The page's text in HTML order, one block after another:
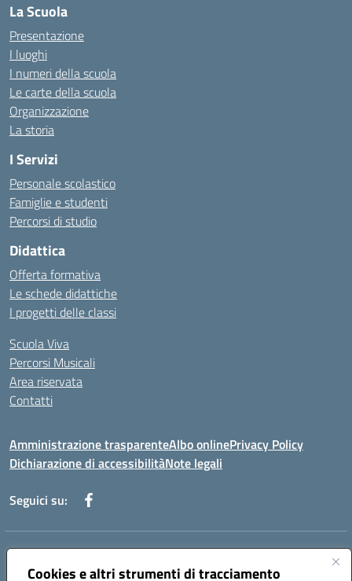
Cookies e altri strumenti di tracciamento
La Scuola
Presentazione
I luoghi
I numeri della scuola
Le carte della scuola
Organizzazione
La storia
I Servizi
Personale scolastico
Famiglie e studenti
Percorsi di studio
Didattica
Offerta formativa
Le schede didattiche
I progetti delle classi
Scuola Viva
Percorsi Musicali
Area riservata
Contatti
Amministrazione trasparenteAlbo onlinePrivacy Policy
Dichiarazione di accessibilitàNote legali
Seguici su:
Indirizzo:
Centralino:089868360 Email:saic857007@istruzione.it